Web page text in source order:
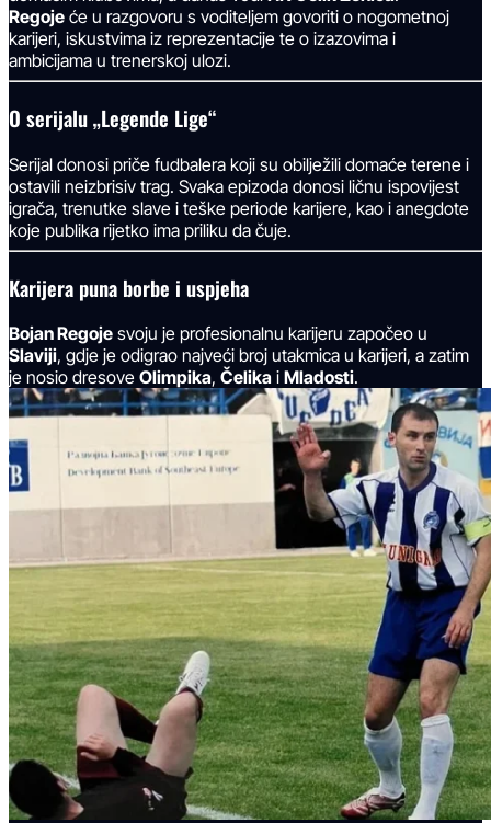
Regoje će u razgovoru s voditeljem govoriti o nogometnoj
karijeri, iskustvima iz reprezentacije te o izazovima i
ambicijama u trenerskoj ulozi.
O serijalu „Legende Lige“
Serijal donosi priče fudbalera koji su obilježili domaće terene i
ostavili neizbrisiv trag. Svaka epizoda donosi ličnu ispovijest
igrača, trenutke slave i teške periode karijere, kao i anegdote
koje publika rijetko ima priliku da čuje.
Karijera puna borbe i uspjeha
Bojan Regoje svoju je profesionalnu karijeru započeo u
Slaviji, gdje je odigrao najveći broj utakmica u karijeri, a zatim
je nosio dresove Olimpika, Čelika i Mladosti.